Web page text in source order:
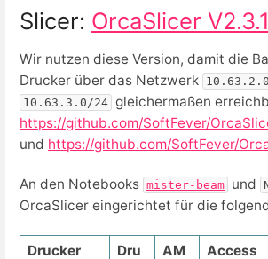
Slicer: OrcaSlicer
Wir nutzen diese Version, damit die
Drucker über das Netzwerk
10.63.3.0/24 gleichermaßen
https://github.com/SoftFever/
und https://github.com/SoftFever/
An den Notebooks mister-beam und
OrcaSlicer eingerichtet für die
Drucker
Dru
AM
Access